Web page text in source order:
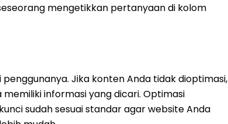
mengetikkan pertanyaan di kolom
Jika konten Anda tidak dioptimasi,
informasi yang dicari. Optimasi
sudah sesuai standar agar website Anda